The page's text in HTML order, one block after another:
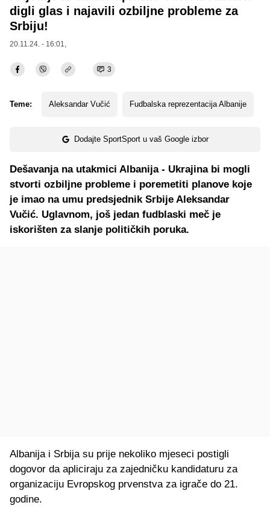
digli glas i najavili ozbiljne probleme za
Srbiju!
20.11.24. - 16:01,
3
Teme: Aleksandar Vučić Fudbalska reprezentacija Albanije
Dodajte SportSport u vaš Google izbor
Dešavanja na utakmici Albanija - Ukrajina bi mogli
stvorti ozbiljne probleme i poremetiti planove koje
je imao na umu predsjednik Srbije Aleksandar
Vučić. Uglavnom, još jedan fudblaski meč je
iskorišten za slanje političkih poruka.
Albanija i Srbija su prije nekoliko mjeseci postigli
dogovor da apliciraju za zajedničku kandidaturu za
organizaciju Evropskog prvenstva za igrače do 21.
godine.